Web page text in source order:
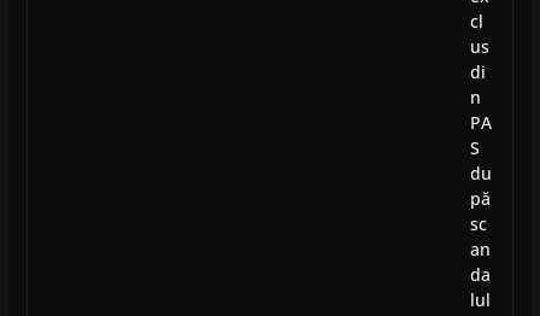
cl
us
di
n
PA
S
du
pă
sc
an
da
lul